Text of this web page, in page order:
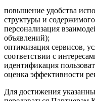
повышение удобства
структуры и
персонализация
объявлений);
оптимизация сервисов,
соответствии с
идентификация
оценка эффективности
Для достижения